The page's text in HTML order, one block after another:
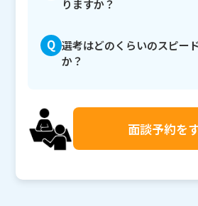
りますか？
選考はどのくらいのスピー
か？
面談予約